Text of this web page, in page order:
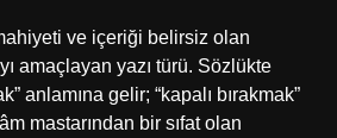
ve içeriği belirsiz olan
amaçlayan yazı türü. Sözlükte
anlamına gelir; “kapalı bırakmak”
mastarından bir sıfat olan